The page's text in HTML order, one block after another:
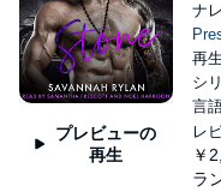
プレビューの
再生
ナ
再
シ
言
レ
￥
ラ